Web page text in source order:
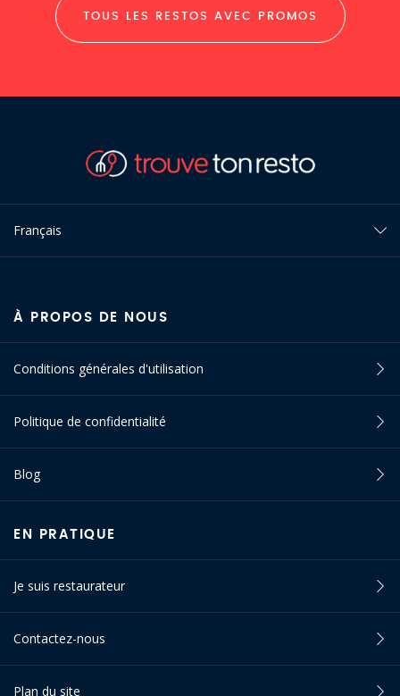
TOUS LES RESTOS AVEC PROMOS
Français
À PROPOS DE NOUS
Conditions générales d'utilisation
Politique de confidentialité
Blog
EN PRATIQUE
Je suis restaurateur
Contactez-nous
Plan du site